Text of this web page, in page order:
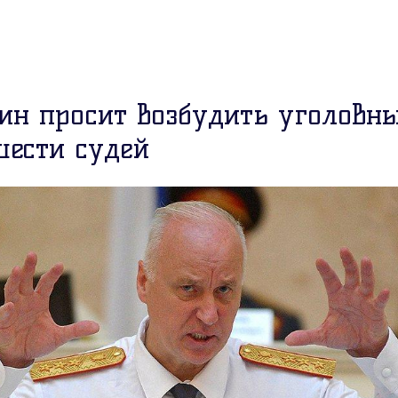
просит возбудить
судей